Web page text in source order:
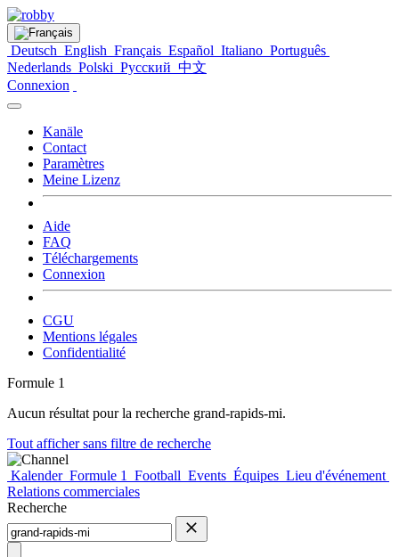
Deutsch English Français Español Italiano Português
Nederlands Polski Русский 中文
Connexion
Kanäle
Contact
Paramètres
Meine Lizenz
Aide
FAQ
Téléchargements
Connexion
CGU
Mentions légales
Confidentialité
Formule 1
Aucun résultat pour la recherche grand-rapids-mi.
Tout afficher sans filtre de recherche
Kalender Formule 1 Football Events Équipes Lieu d'événement
Relations commerciales
Recherche